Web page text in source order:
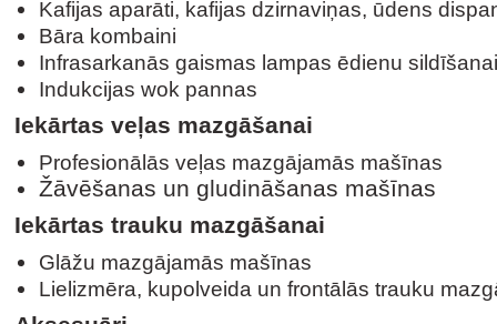
Kafijas aparāti, kafijas dzirnaviņas, ūdens
Bāra kombaini
Infrasarkanās gaismas lampas ēdienu sildīšanai
Indukcijas wok pannas
Iekārtas veļas mazgāšanai
Profesionālās veļas mazgājamās mašīnas
Žāvēšanas un gludināšanas mašīnas
Iekārtas trauku mazgāšanai
Glāžu mazgājamās mašīnas
Lielizmēra, kupolveida un frontālās trauku